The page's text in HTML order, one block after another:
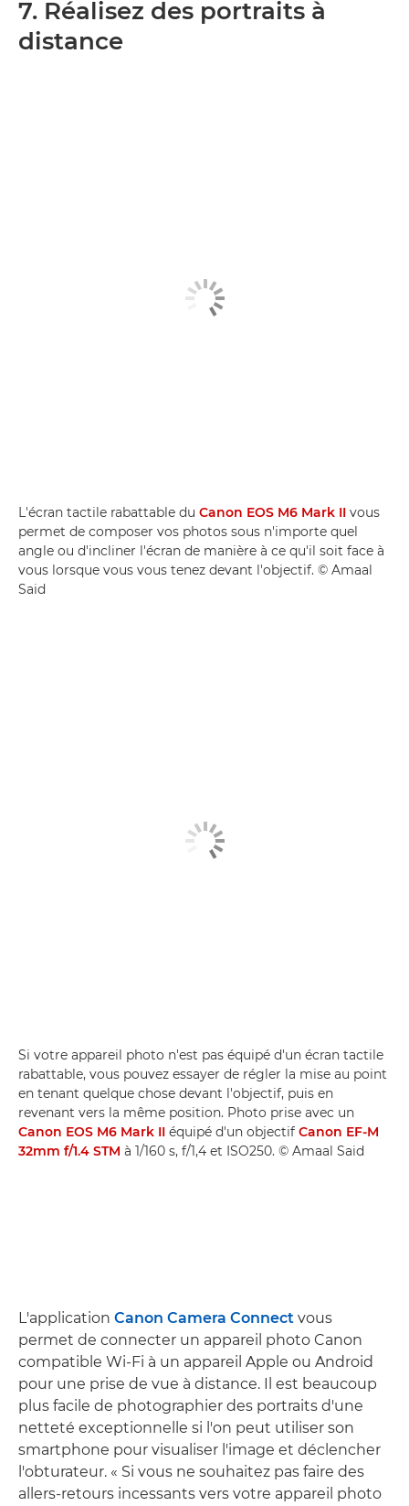
7. Réalisez des portraits à
distance
L'écran tactile rabattable du Canon EOS M6 Mark II vous
permet de composer vos photos sous n'importe quel
angle ou d'incliner l'écran de manière à ce qu'il soit face à
vous lorsque vous vous tenez devant l'objectif. © Amaal
Said
Si votre appareil photo n'est pas équipé d'un écran tactile
rabattable, vous pouvez essayer de régler la mise au point
en tenant quelque chose devant l'objectif, puis en
revenant vers la même position. Photo prise avec un
Canon EOS M6 Mark II équipé d'un objectif Canon EF-M
32mm f/1.4 STM à 1/160 s, f/1,4 et ISO250. © Amaal Said
L'application Canon Camera Connect vous
permet de connecter un appareil photo Canon
compatible Wi-Fi à un appareil Apple ou Android
pour une prise de vue à distance. Il est beaucoup
plus facile de photographier des portraits d'une
netteté exceptionnelle si l'on peut utiliser son
smartphone pour visualiser l'image et déclencher
l'obturateur. « Si vous ne souhaitez pas faire des
allers-retours incessants vers votre appareil photo